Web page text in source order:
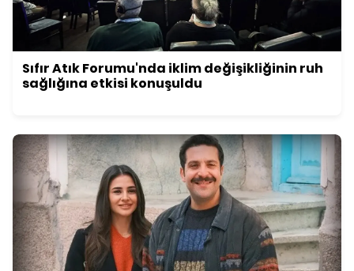
Sıfır Atık Forumu'nda iklim değişikliğinin ruh
sağlığına etkisi konuşuldu